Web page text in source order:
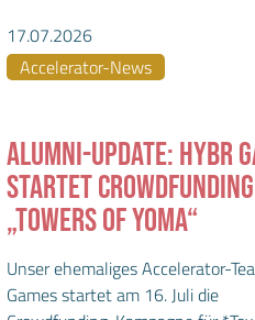
17.07.2026
Accelerator-News
ALUMNI-UPDATE: HYBR
STARTET
„TOWERS OF YOMA“
Unser ehemaliges Accelerator-
Games startet am 16. Juli die